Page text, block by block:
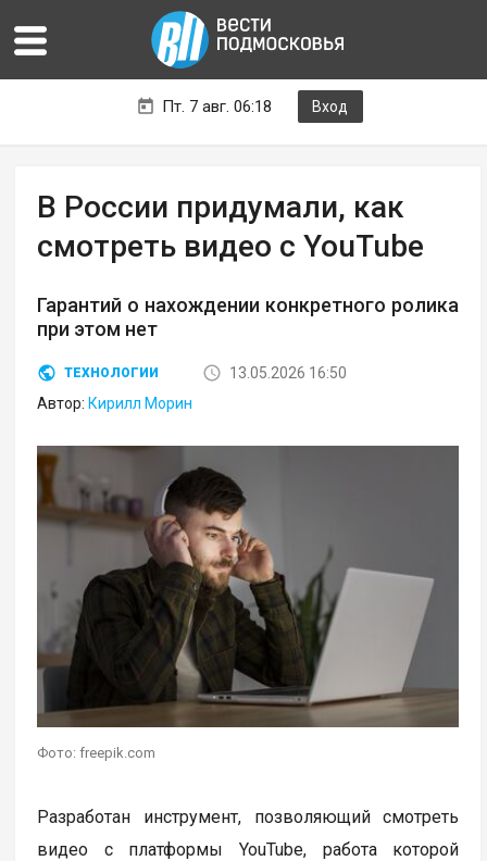
Пт. 7 авг. 06:18 Вход
В России придумали, как
смотреть видео с YouTube
Гарантий о нахождении конкретного ролика
при этом нет
ТЕХНОЛОГИИ
13.05.2026 16:50
Автор: Кирилл Морин
Фото: freepik.com
Разработан инструмент, позволяющий смотреть
видео с платформы YouTube, работа которой